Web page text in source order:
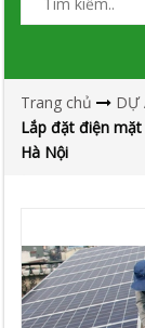
Trang chủ
DỰ
Lắp đặt điện
Hà Nội